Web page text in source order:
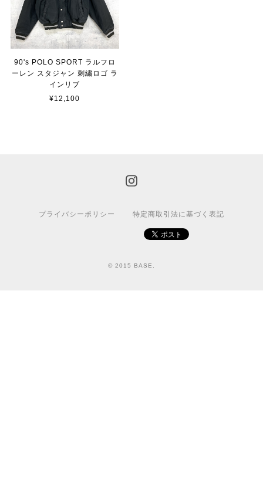
90's POLO SPORT ラルフロ
ーレン スタジャン 刺繍ロゴ ラ
インリブ
¥12,100
プライバシーポリシー 特定商取引法に基づく表記
© 2015 BASE.